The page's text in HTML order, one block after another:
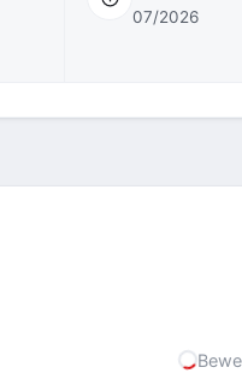
07/2026
über unseren